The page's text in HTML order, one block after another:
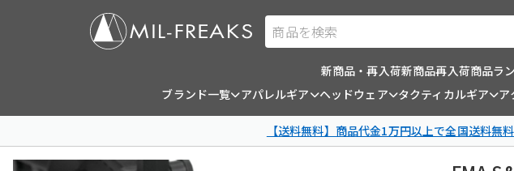
商品を検索
新商品・再入荷新商品再入荷商品ラ
ブランド一覧
アパレルギア ヘッドウェア タクティカルギア ア
【送料無料】商品代金1万円以上で全国送料